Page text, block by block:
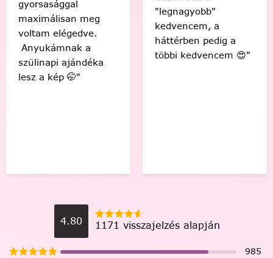
meg
elégedve.
a
ajándéka
a kép 🤭"
"legnagyobb"
kedvencem, a
háttérben pedig a
többi kedvencem 😍"
4.80 1171 visszajelzés alapján
985